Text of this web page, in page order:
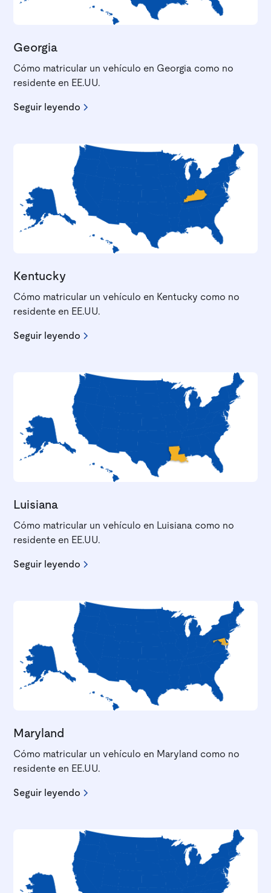
Georgia
Cómo matricular un vehículo en Georgia como no
residente en EE.UU.
Seguir leyendo
Kentucky
Cómo matricular un vehículo en Kentucky como no
residente en EE.UU.
Seguir leyendo
Luisiana
Cómo matricular un vehículo en Luisiana como no
residente en EE.UU.
Seguir leyendo
Maryland
Cómo matricular un vehículo en Maryland como no
residente en EE.UU.
Seguir leyendo